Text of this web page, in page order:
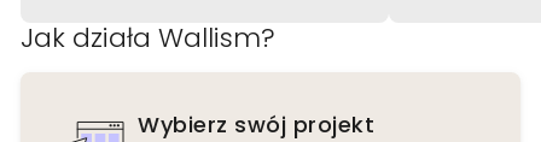
Jak działa Wallism?
Wybierz swój projekt